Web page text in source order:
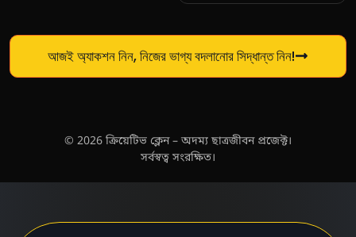
আজই অ্যাকশন নিন, নিজের ভাগ্য বদলানোর সিদ্ধান্ত নিন!
© 2026 ক্রিয়েটিভ ক্লেন – অদম্য ছাত্রজীবন প্রজেক্ট।
সর্বস্বত্ব সংরক্ষিত।